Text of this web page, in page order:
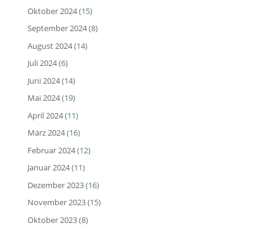
Oktober 2024(15)
September 2024(8)
August 2024(14)
Juli 2024(6)
Juni 2024(14)
Mai 2024(19)
April 2024(11)
März 2024(16)
Februar 2024(12)
Januar 2024(11)
Dezember 2023(16)
November 2023(15)
Oktober 2023(8)